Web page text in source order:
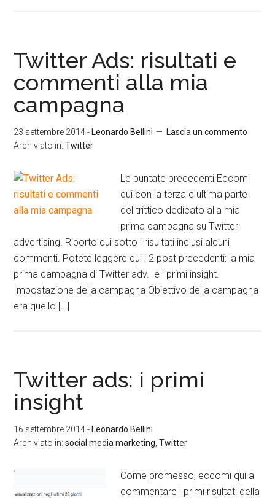
Twitter Ads: risultati e
commenti alla mia
campagna
23 settembre 2014- Leonardo Bellini
Lascia un commento
Archiviato in:Twitter
Le puntate precedenti Eccomi
qui con la terza e ultima parte
del trittico dedicato alla mia
prima campagna su Twitter
advertising. Riporto qui sotto i risultati inclusi alcuni
commenti. Potete leggere qui i 2 post precedenti: la mia
prima campagna di Twitter adv. e i primi insight.
Impostazione della campagna Obiettivo della campagna
era quello […]
Twitter ads: i primi
insight
16 settembre 2014- Leonardo Bellini
Archiviato in:social media marketing ,Twitter
Come promesso, eccomi qui a
commentare i primi risultati della